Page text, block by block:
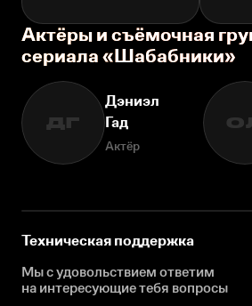
Актёры и съёмочная
сериала «Шабабники»
ДГ
Дэниэл
Гад
Актёр
Техническая поддержка
Мы с удовольствием ответим
на интересующиетебя вопросы